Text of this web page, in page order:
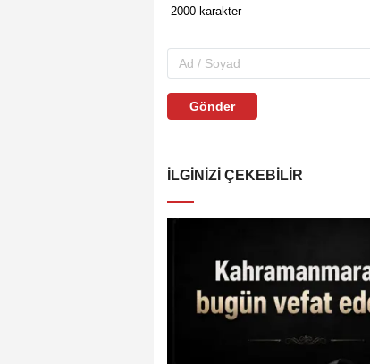
Gönder
İLGINIZI ÇEKEBILIR